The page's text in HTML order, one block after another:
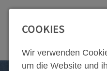
Zur Top Navigation springen
COOKIES
Wir verwenden
um die Website und